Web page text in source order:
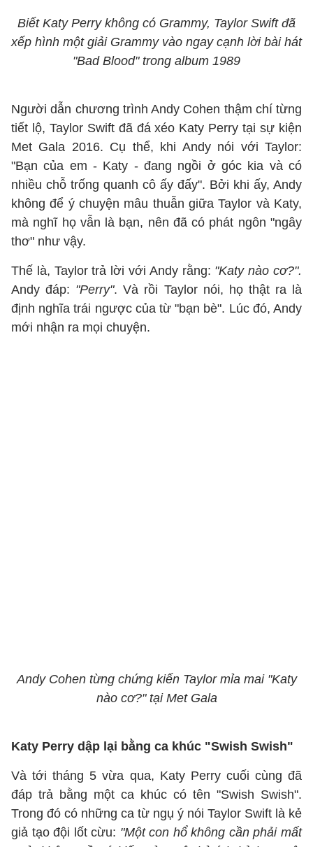
Biết Katy Perry không có Grammy, Taylor Swift đã
xếp hình một giải Grammy vào ngay cạnh lời bài hát
"Bad Blood" trong album 1989
Người dẫn chương trình Andy Cohen thậm chí từng
tiết lộ, Taylor Swift đã đá xéo Katy Perry tại sự kiện
Met Gala 2016. Cụ thể, khi Andy nói với Taylor:
"Bạn của em - Katy - đang ngồi ở góc kia và có
nhiều chỗ trống quanh cô ấy đấy". Bởi khi ấy, Andy
không để ý chuyện mâu thuẫn giữa Taylor và Katy,
mà nghĩ họ vẫn là bạn, nên đã có phát ngôn "ngây
thơ" như vậy.
Thế là, Taylor trả lời với Andy rằng: "Katy nào cơ?".
Andy đáp: "Perry". Và rồi Taylor nói, họ thật ra là
định nghĩa trái ngược của từ "bạn bè". Lúc đó, Andy
mới nhận ra mọi chuyện.
Andy Cohen từng chứng kiến Taylor mỉa mai "Katy
nào cơ?" tại Met Gala
Katy Perry dập lại bằng ca khúc "Swish Swish"
Và tới tháng 5 vừa qua, Katy Perry cuối cùng đã
đáp trả bằng một ca khúc có tên "Swish Swish".
Trong đó có những ca từ ngụ ý nói Taylor Swift là kẻ
giả tạo đội lốt cừu: "Một con hổ không cần phải mất